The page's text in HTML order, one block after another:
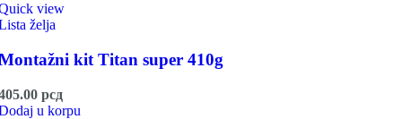
view
želja
kit Titan super 410g
рсд
u korpu